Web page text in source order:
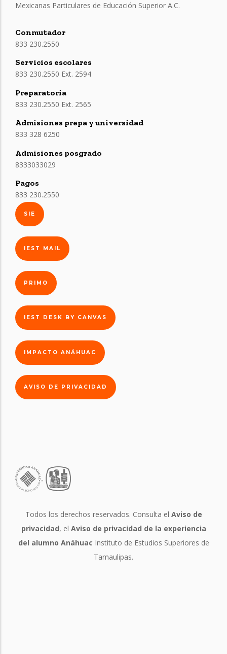
Mexicanas Particulares de Educación Superior A.C.
Conmutador
833 230.2550
Servicios escolares
833 230.2550 Ext. 2594
Preparatoria
833 230.2550 Ext. 2565
Admisiones prepa y universidad
833 328 6250
Admisiones posgrado
8333033029
Pagos
833 230.2550
SIE
IEST MAIL
PRIMO
IEST DESK BY CANVAS
IMPACTO ANÁHUAC
AVISO DE PRIVACIDAD
Todos los derechos reservados. Consulta el Aviso de
privacidad, el Aviso de privacidad de la experiencia
del alumno Anáhuac Instituto de Estudios Superiores de
Tamaulipas.